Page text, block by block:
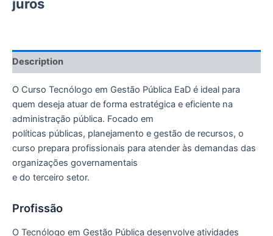
juros
Description
O Curso Tecnólogo em Gestão Pública EaD é ideal para
quem deseja atuar de forma estratégica e eficiente na
administração pública. Focado em
políticas públicas, planejamento e gestão de recursos, o
curso prepara profissionais para atender às demandas das
organizações governamentais
e do terceiro setor.
Profissão
O Tecnólogo em Gestão Pública desenvolve atividades